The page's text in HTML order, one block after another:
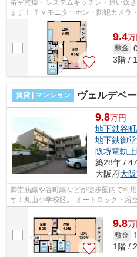
浴室乾燥・システムキッチン・追い炊
ます！ ＴＶモニターホン・防犯カメラ・オートロック設置でセキュリティー
面も安心です。 インターネットも無...
9.4万
敷金
3階 /
賃貸 | マンション ヴェルデベ
9.8万円
地下鉄谷
地下鉄御
阪堺電軌
築28年 /
大阪府大
御堂筋線や谷町線などが徒歩圏内で利
す！丸山小学校区。 オートロック・浴室乾燥機・システムキッチン・温水洗
浄便座・宅配BOXなど設備充実！ぜひ
9.8万
敷金
1階 /